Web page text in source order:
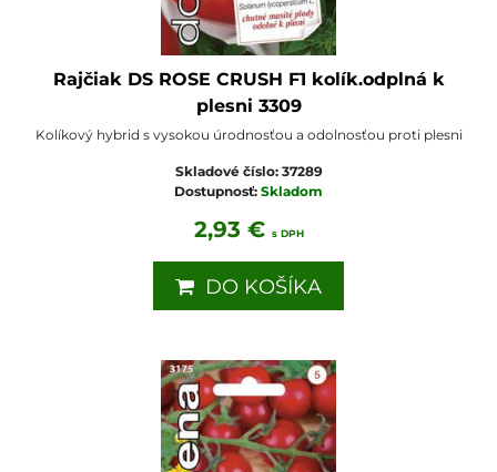
Rajčiak DS ROSE CRUSH F1 kolík.odplná k
plesni 3309
Kolíkový hybrid s vysokou úrodnosťou a odolnosťou proti plesni
Skladové číslo: 37289
Dostupnosť: Skladom
2,93 € s DPH
DO KOŠÍKA